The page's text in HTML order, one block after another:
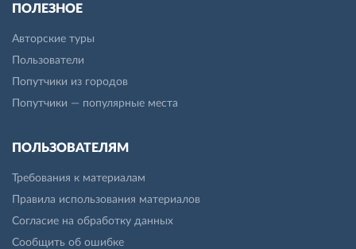
ПОЛЕЗНОЕ
Авторские туры
Пользователи
Попутчики из городов
Попутчики — популярные места
ПОЛЬЗОВАТЕЛЯМ
Требования к материалам
Правила использования материалов
Согласие на обработку данных
Сообщить об ошибке